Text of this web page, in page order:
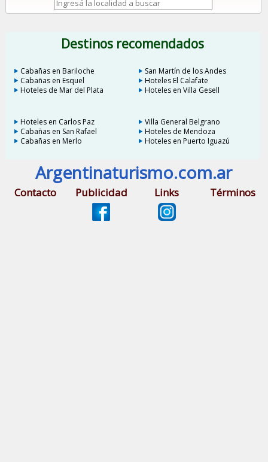
Destinos recomendados
Cabañas en Bariloche
San Martín de los Andes
Cabañas en Esquel
Hoteles El Calafate
Hoteles de Mar del Plata
Hoteles en Villa Gesell
Hoteles en Carlos Paz
Villa General Belgrano
Cabañas en San Rafael
Hoteles de Mendoza
Cabañas en Merlo
Hoteles en Puerto Iguazú
Argentinaturismo.com.ar
Contacto Publicidad Links Términos